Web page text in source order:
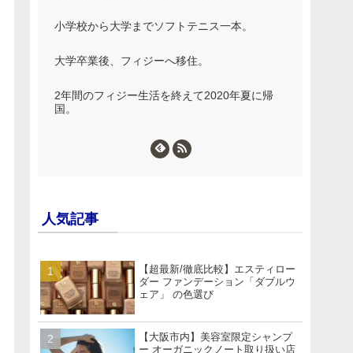
小学校から大学までソフトテニス一本。
大学卒業後、フィジーへ移住。
2年間のフィジー生活を終えて2020年夏に帰
国。
人気記事
【超最新/徹底比較】エスティロー
ダー ファンデーション「ダブルウ
ェア」 の色選び
【大阪市内】美容室限定シャンプ
ー オーガニックノート取り扱い店